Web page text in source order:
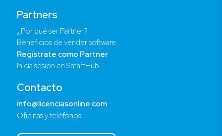
Partners
¿Por qué ser Partner?
Beneficios de vender software
Regístrate como Partner
Inicia sesión en SmartHub
Contacto
info@licenciasonline.com
Oficinas y teléfonos